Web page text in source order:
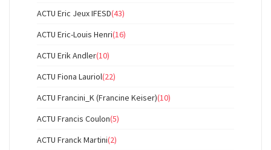
ACTU Eric Jeux IFESD(43)
ACTU Eric-Louis Henri(16)
ACTU Erik Andler(10)
ACTU Fiona Lauriol(22)
ACTU Francini_K (Francine Keiser)(10)
ACTU Francis Coulon(5)
ACTU Franck Martini(2)